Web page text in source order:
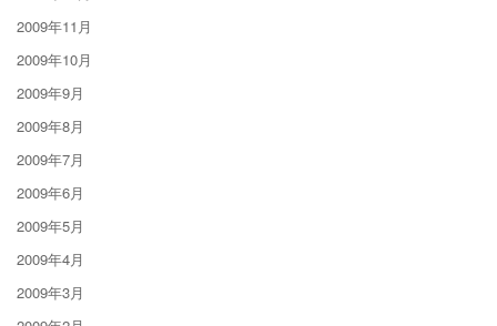
2009年11月
2009年10月
2009年9月
2009年8月
2009年7月
2009年6月
2009年5月
2009年4月
2009年3月